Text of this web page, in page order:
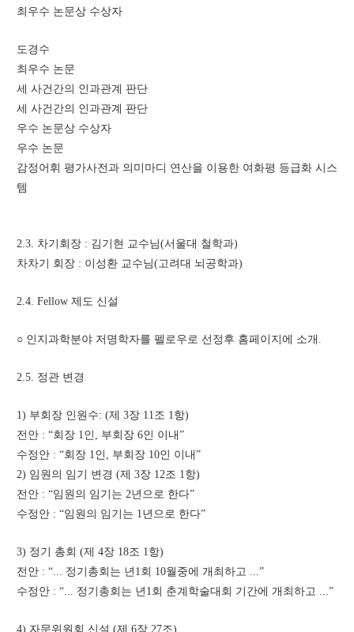
최우수 논문상 수상자
도경수
최우수 논문
세 사건간의 인과관계 판단
세 사건간의 인과관계 판단
우수 논문상 수상자
우수 논문
감정어휘 평가사전과 의미마디 연산을 이용한 여화평 등급화 시스
템
2.3. 차기회장 : 김기현 교수님(서울대 철학과)
차차기 회장 : 이성환 교수님(고려대 뇌공학과)
2.4. Fellow 제도 신설
○ 인지과학분야 저명학자를 펠로우로 선정후 홈페이지에 소개.
2.5. 정관 변경
1) 부회장 인원수: (제 3장 11조 1항)
전안 : “회장 1인, 부회장 6인 이내”
수정안 : “회장 1인, 부회장 10인 이내”
2) 임원의 임기 변경 (제 3장 12조 1항)
전안 : “임원의 임기는 2년으로 한다”
수정안 : “임원의 임기는 1년으로 한다”
3) 정기 총회 (제 4장 18조 1항)
전안 : “... 정기총회는 년1회 10월중에 개최하고 ...”
수정안 : “... 정기총회는 년1회 춘계학술대회 기간에 개최하고 ...”
4) 자문위원회 신설 (제 6장 27조)